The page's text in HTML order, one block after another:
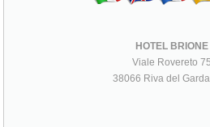
HOTEL BRIONE
Viale Rovereto 75
38066 Riva del